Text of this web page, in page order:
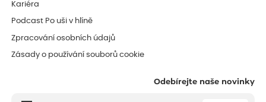
Kariéra
Podcast Po uši v hlíně
Zpracování osobních údajů
Zásady o používání souborů cookie
Odebírejte naše novinky